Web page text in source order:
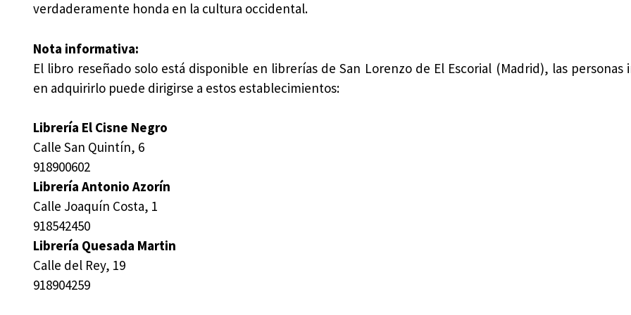
verdaderamente honda en la cultura occidental.
Nota informativa:
El libro reseñado solo está disponible en librerías de San Lorenzo de El Escorial (Madrid), las personas
en adquirirlo puede dirigirse a estos establecimientos:
Librería El Cisne Negro
Calle San Quintín, 6
918900602
Librería Antonio Azorín
Calle Joaquín Costa, 1
918542450
Librería Quesada Martin
Calle del Rey, 19
918904259